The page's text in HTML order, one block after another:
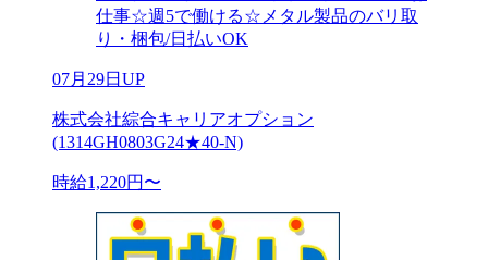
仕事☆週5で働ける☆メタル製品のバリ取
り・梱包/日払いOK
07月29日UP
株式会社綜合キャリアオプション
(1314GH0803G24★40-N)
時給1,220円〜